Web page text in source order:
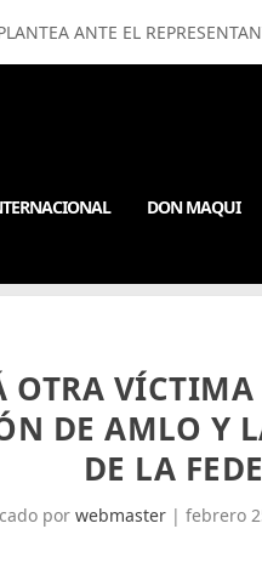
ANTE EL
DON MAQUI
OTRA
DE AMLO Y
DE LA
por webmaster| febrero